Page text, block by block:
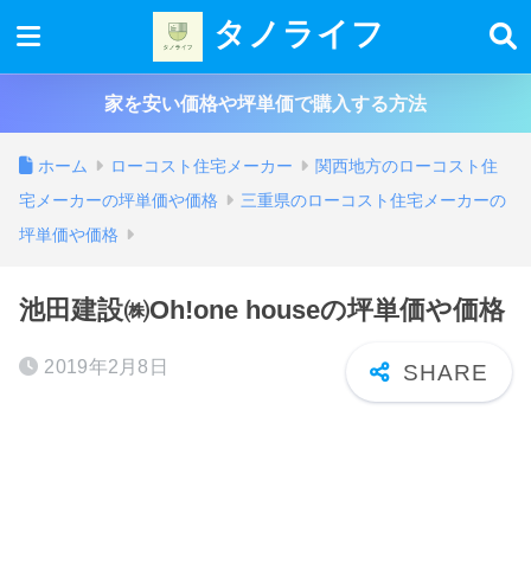
タノライフ
家を安い価格や坪単価で購入する方法
ホーム ローコスト住宅メーカー
関西地方のローコスト住
宅メーカーの坪単価や価格
三重県のローコスト住宅メーカーの
坪単価や価格
池田建設㈱Oh!one houseの坪単価や価格
2019年2月8日